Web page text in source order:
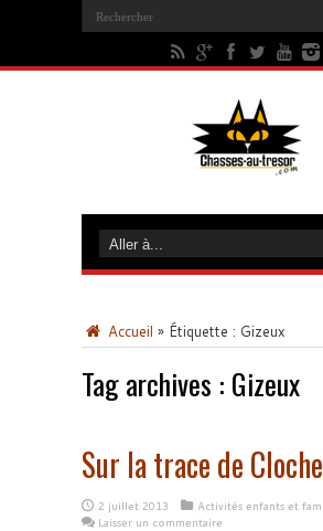
Accueil » Étiquette : Gizeux
Tag archives : Gizeux
Sur la trace de
2 juillet 2013
Activités enfants et
Laisser un commentaire